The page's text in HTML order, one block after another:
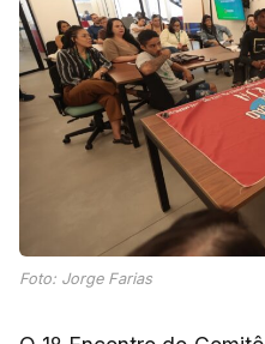
Foto: Jorge Farias